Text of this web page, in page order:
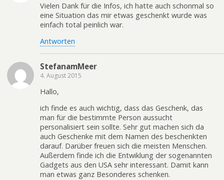
Vielen Dank für die Infos, ich hatte auch schonmal so
eine Situation das mir etwas geschenkt wurde was
einfach total peinlich war.
Antworten
StefanamMeer
4. August 2015
Hallo,
ich finde es auch wichtig, dass das Geschenk, das
man für die bestimmte Person aussucht
personalisiert sein sollte. Sehr gut machen sich da
auch Geschenke mit dem Namen des beschenkten
darauf. Darüber freuen sich die meisten Menschen.
Außerdem finde ich die Entwiklung der sogenannten
Gadgets aus den USA sehr interessant. Damit kann
man etwas ganz Besonderes schenken.